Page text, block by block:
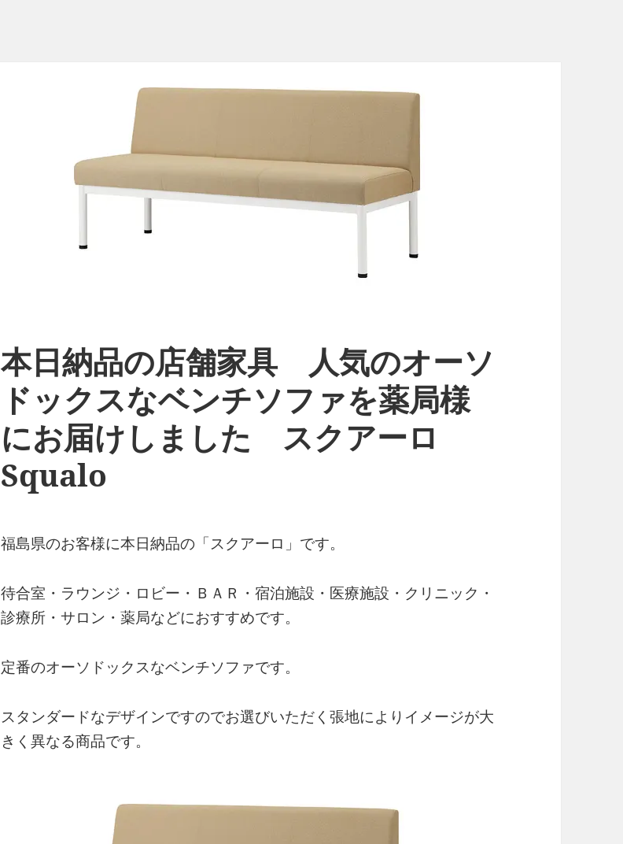
本日納品の店舗家具 人気のオーソ
ドックスなベンチソファを薬局様
にお届けしました スクアーロ
Squalo
福島県のお客様に本日納品の「スクアーロ」です。
待合室・ラウンジ・ロビー・ＢＡＲ・宿泊施設・医療施設・クリニック・
診療所・サロン・薬局などにおすすめです。
定番のオーソドックスなベンチソファです。
スタンダードなデザインですのでお選びいただく張地によりイメージが大
きく異なる商品です。